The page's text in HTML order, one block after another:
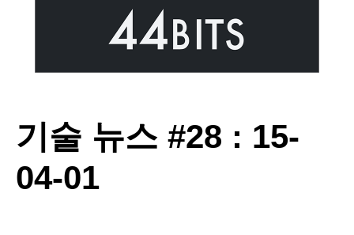
기술 뉴스 #28 : 15-
04-01